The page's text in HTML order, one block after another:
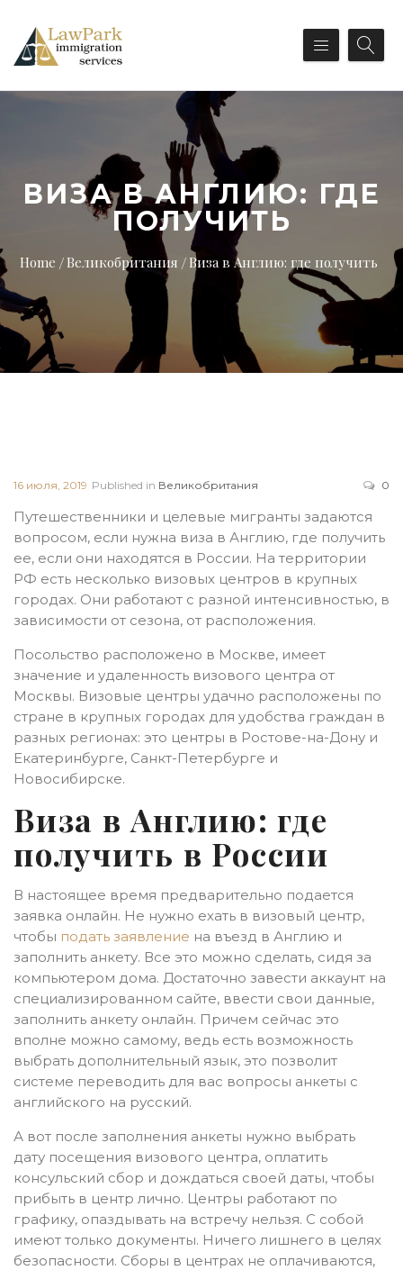
ВИЗА В АНГЛИЮ: ГДЕ
ПОЛУЧИТЬ
Home Великобритания Виза в Англию: где получить
16 июля, 2019 Published in Великобритания 0
Путешественники и целевые мигранты задаются
вопросом, если нужна виза в Англию, где получить
ее, если они находятся в России. На территории
РФ есть несколько визовых центров в крупных
городах. Они работают с разной интенсивностью, в
зависимости от сезона, от расположения.
Посольство расположено в Москве, имеет
значение и удаленность визового центра от
Москвы. Визовые центры удачно расположены по
стране в крупных городах для удобства граждан в
разных регионах: это центры в Ростове-на-Дону и
Екатеринбурге, Санкт-Петербурге и
Новосибирске.
Виза в Англию: где
получить в России
В настоящее время предварительно подается
заявка онлайн. Не нужно ехать в визовый центр,
чтобы подать заявление на въезд в Англию и
заполнить анкету. Все это можно сделать, сидя за
компьютером дома. Достаточно завести аккаунт на
специализированном сайте, ввести свои данные,
заполнить анкету онлайн. Причем сейчас это
вполне можно самому, ведь есть возможность
выбрать дополнительный язык, это позволит
системе переводить для вас вопросы анкеты с
английского на русский.
А вот после заполнения анкеты нужно выбрать
дату посещения визового центра, оплатить
консульский сбор и дождаться своей даты, чтобы
прибыть в центр лично. Центры работают по
графику, опаздывать на встречу нельзя. С собой
имеют только документы. Ничего лишнего в целях
безопасности. Сборы в центрах не оплачиваются,